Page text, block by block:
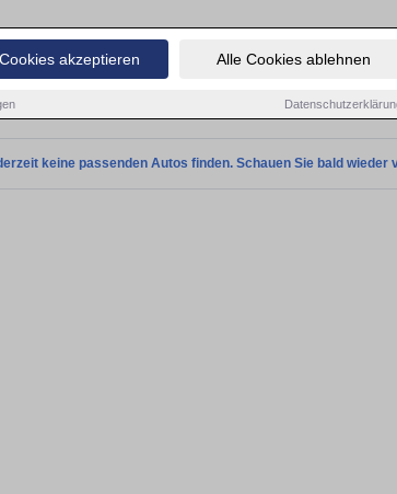
akzeptieren Alle Cookies ablehnen
Finden Sie in Bassum Ihren gebrauchten
gebrauchte Oldsmobile Fahrzeuge. Von Kleinwagen bis
in Bassum von privat und
keine passenden Autos finden. Schauen Sie bald wieder